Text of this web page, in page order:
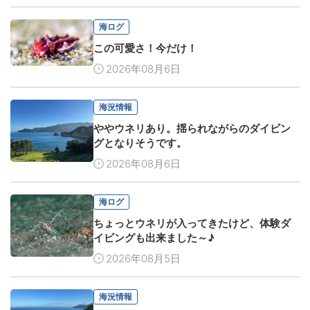
海ログ
この可愛さ！今だけ！
2026年08月6日
海況情報
ややウネリあり。揺られながらのダイビン
グとなりそうです。
2026年08月6日
海ログ
ちょっとウネリが入ってきたけど、体験ダ
イビングも出来ました～♪
2026年08月5日
海況情報